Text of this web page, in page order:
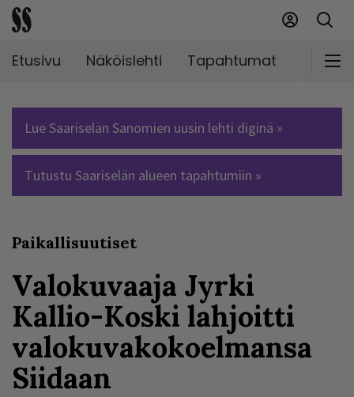
Etusivu Näköislehti Tapahtumat
Lue Saariselän Sanomien uusin lehti diginä »
Tutustu Saariselän alueen tapahtumiin »
Paikallisuutiset
Valokuvaaja Jyrki
Kallio-Koski lahjoitti
valokuvakokoelmansa
Siidaan